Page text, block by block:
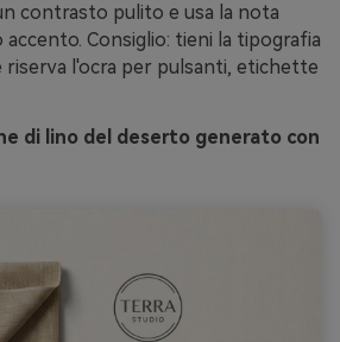
contrasto pulito e usa la nota
Consiglio: tieni la tipografia
riserva l'ocra per pulsanti, etichette
di lino del deserto generato con